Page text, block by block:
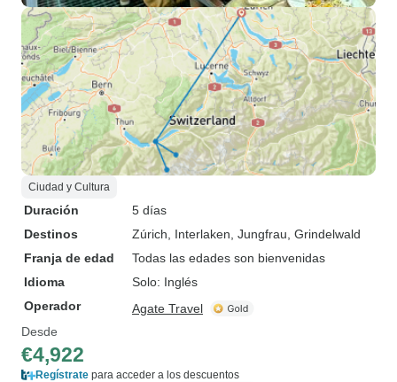
Ciudad y Cultura
Duración
5 días
Destinos
Zúrich , Interlaken , Jungfrau , Grindelwald
Franja de edad
Todas las edades son bienvenidas
Idioma
Solo: Inglés
Operador
Agate Travel
Desde
€4,922
Regístrate para acceder a los descuentos